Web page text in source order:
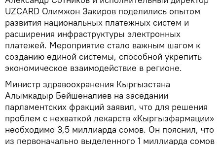
UZCARD Олимжон Закиров поделились опытом
развития национальных платежных систем и
расширения инфраструктуры электронных
платежей. Мероприятие стало важным шагом к
созданию единой системы, способной укрепить
экономическое взаимодействие в регионе.
Министр здравоохранения Кыргызстана
Алымкадыр Бейшеналиев на заседании
парламентских фракций заявил, что для решения
проблем с нехваткой лекарств «Кыргызфармации»
необходимо 3,5 миллиарда сомов. Он пояснил, что
из первоначально выделенного 1 миллиарда сомов